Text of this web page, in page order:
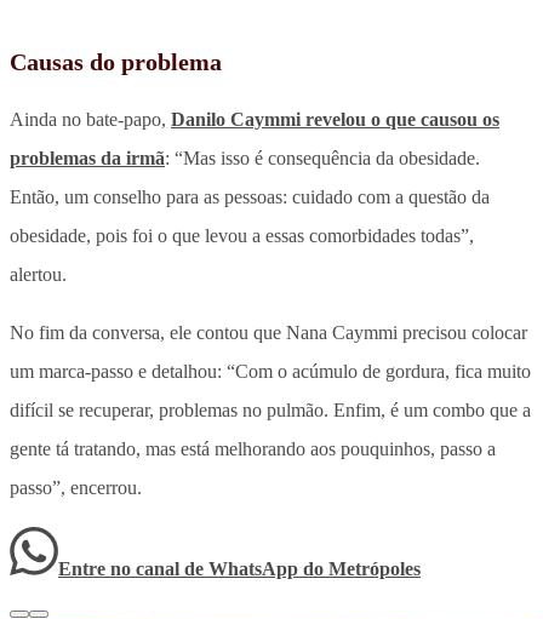
Causas do problema
Ainda no bate-papo, Danilo Caymmi revelou o que causou os
problemas da irmã: “Mas isso é consequência da obesidade.
Então, um conselho para as pessoas: cuidado com a questão da
obesidade, pois foi o que levou a essas comorbidades todas”,
alertou.
No fim da conversa, ele contou que Nana Caymmi precisou colocar
um marca-passo e detalhou: “Com o acúmulo de gordura, fica muito
difícil se recuperar, problemas no pulmão. Enfim, é um combo que a
gente tá tratando, mas está melhorando aos pouquinhos, passo a
passo”, encerrou.
Entre no canal de WhatsApp do Metrópoles